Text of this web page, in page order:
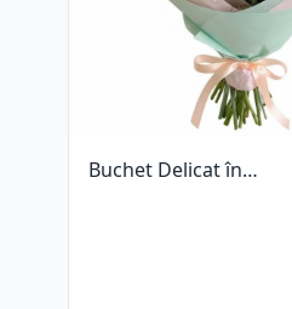
Buchet Delicat în